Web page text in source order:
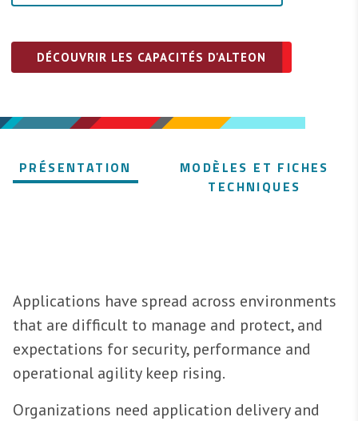
DÉCOUVRIR LES CAPACITÉS D'ALTEON
PRÉSENTATION
MODÈLES ET FICHES
TECHNIQUES
Applications have spread across environments
that are difficult to manage and protect, and
expectations for security, performance and
operational agility keep rising.
Organizations need application delivery and